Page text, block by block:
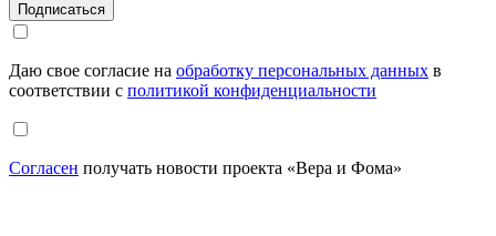
Даю свое согласие на обработку персональных данных в
соответствии с политикой конфиденциальности
Согласен получать новости проекта «Вера и Фома»